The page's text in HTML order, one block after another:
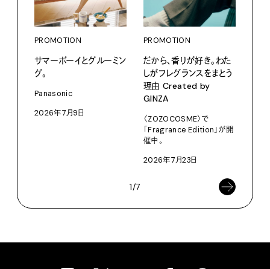
PROMOTION
サマーボーイとグルーミン
グ。
Panasonic
2026年7月9日
PROMOTION
だから、香りが好き。わた
しがフレグランスをまとう
理由 Created by
GINZA
〈ZOZOCOSME〉で
「Fragrance Edition」が開
催中。
2026年7月23日
1/7